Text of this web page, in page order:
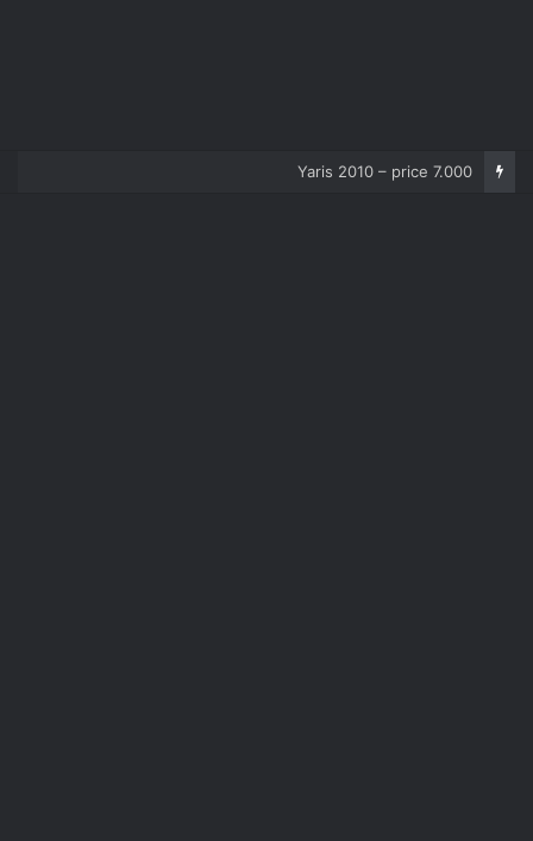
Corolla 2007 – price 5.000